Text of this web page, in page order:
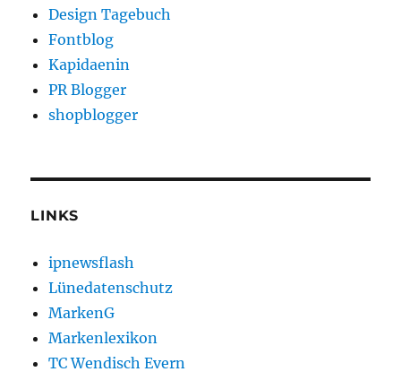
Design Tagebuch
Fontblog
Kapidaenin
PR Blogger
shopblogger
LINKS
ipnewsflash
Lünedatenschutz
MarkenG
Markenlexikon
TC Wendisch Evern